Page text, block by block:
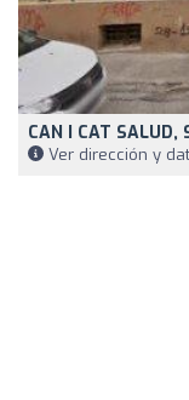
CAN I CAT SALUD,
Ver dirección y